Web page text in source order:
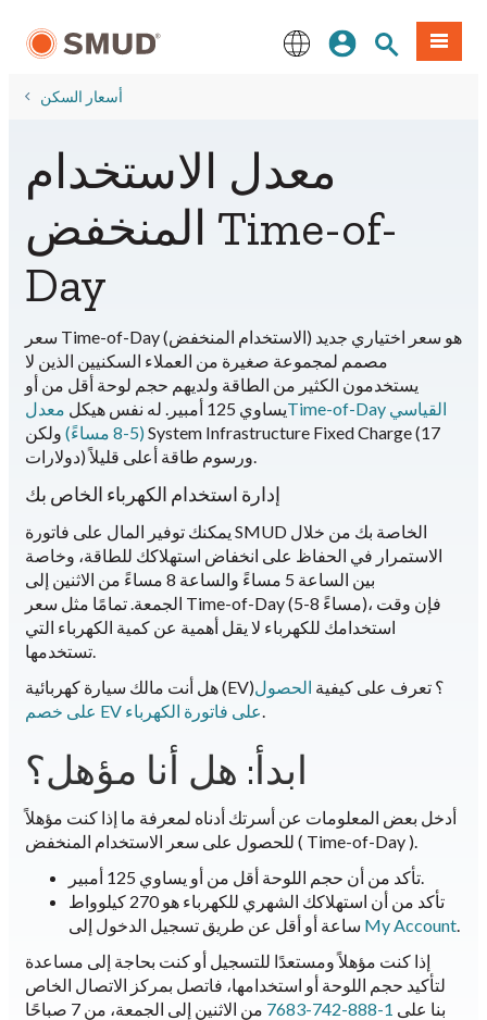
إلى
الرئيسي
تسجيل الدخول
بحث الموقع
طعام
أسعار السكن
معدل الاستخدام
المنخفض Time-of-
Day
سعر Time-of-Day (الاستخدام المنخفض) هو سعر اختياري جديد
مصمم لمجموعة صغيرة من العملاء السكنيين الذين لا
يستخدمون الكثير من الطاقة ولديهم حجم لوحة أقل من أو
يساوي 125 أمبير. له نفس هيكل
معدلTime-of-Day القياسي
(5-8 مساءً)
ولكن System Infrastructure Fixed Charge (17
دولارات) ورسوم طاقة أعلى قليلاً.
إدارة استخدام الكهرباء الخاص بك
يمكنك توفير المال على فاتورة SMUD الخاصة بك من خلال
الاستمرار في الحفاظ على انخفاض استهلاكك للطاقة، وخاصة
بين الساعة 5 مساءً والساعة 8 مساءً من الاثنين إلى
الجمعة. تمامًا مثل سعر Time-of-Day (5-8 مساءً)، فإن وقت
استخدامك للكهرباء لا يقل أهمية عن كمية الكهرباء التي
تستخدمها.
هل أنت مالك سيارة كهربائية (EV)؟ تعرف على كيفية الحصول
على خصم EV على فاتورة الكهرباء.
ابدأ: هل أنا مؤهل؟
أدخل بعض المعلومات عن أسرتك أدناه لمعرفة ما إذا كنت مؤهلاً
للحصول على سعر الاستخدام المنخفض ( Time-of-Day ).
تأكد من أن حجم اللوحة أقل من أو يساوي 125 أمبير.
تأكد من أن استهلاكك الشهري للكهرباء هو 270 كيلوواط
My Account.
إذا كنت مؤهلاً ومستعدًا للتسجيل أو كنت بحاجة إلى مساعدة
لتأكيد حجم اللوحة أو استخدامها، فاتصل بمركز الاتصال الخاص
بنا على 1-888-742-7683
من الاثنين إلى الجمعة، من 7 صباحًا